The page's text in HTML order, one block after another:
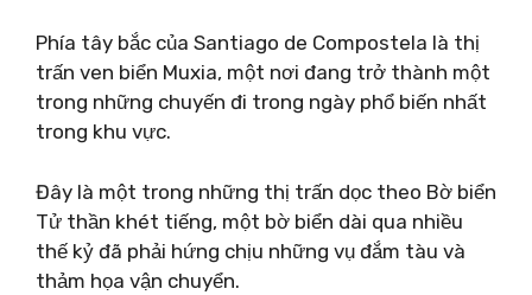
Phía tây bắc của Santiago de Compostela là thị
trấn ven biển Muxia, một nơi đang trở thành một
trong những chuyến đi trong ngày phổ biến nhất
trong khu vực.
Đây là một trong những thị trấn dọc theo Bờ biển
Tử thần khét tiếng, một bờ biển dài qua nhiều
thế kỷ đã phải hứng chịu những vụ đắm tàu ​​và
thảm họa vận chuyển.